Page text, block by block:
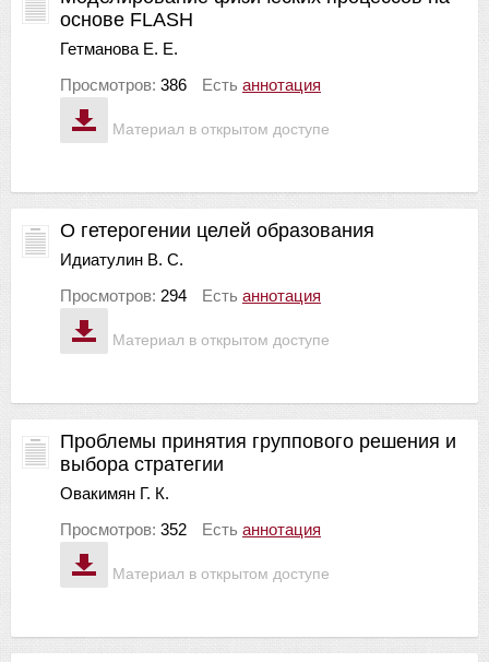
Материал в открытом доступе
основе FLASH
Гетманова Е. Е.
Просмотров: 386 Есть аннотация
Материал в открытом доступе
О гетерогении целей образования
Идиатулин В. С.
Просмотров: 294 Есть аннотация
Материал в открытом доступе
Проблемы принятия группового решения и
выбора стратегии
Овакимян Г. К.
Просмотров: 352 Есть аннотация